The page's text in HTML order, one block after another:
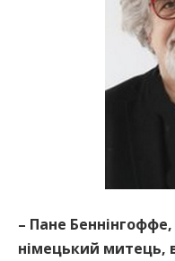
– Пане
німецький митець,